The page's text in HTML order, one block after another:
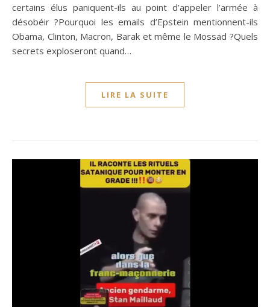
certains élus paniquent-ils au point d’appeler l’armée à
désobéir ?Pourquoi les emails d’Epstein mentionnent-ils
Obama, Clinton, Macron, Barak et même le Mossad ?Quels
secrets exploseront quand…
LIRE LA SUITE